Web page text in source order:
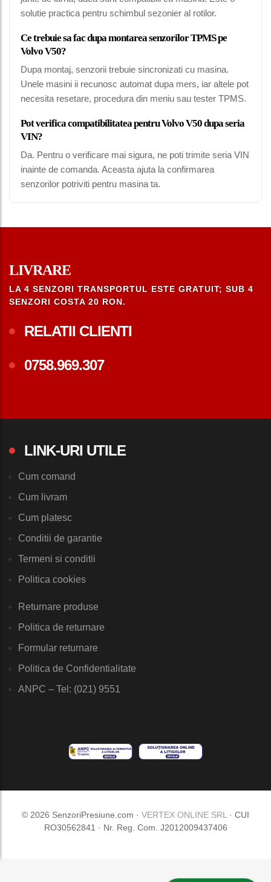
solutie practica pentru schimbul sezonier al rotilor.
Ce trebuie sa fac dupa montarea senzorilor TPMS pe
Volvo V50?
Dupa montaj, senzorii trebuie sincronizati cu masina.
Unele masini ii recunosc automat dupa mers, iar altele pot
necesita resetare, procedura din meniu sau tester TPMS.
Pot verifica compatibilitatea pentru Volvo V50 dupa seria
VIN?
Da. Pentru o verificare mai sigura, ne poti trimite seria VIN
inainte de comanda. Aceasta ajuta la confirmarea
senzorilor potriviti pentru masina ta.
LIVRARE
LA 4 SENZORI TRANSPORTUL ESTE GRATUIT; SUB 4
SENZORI COSTA 20 RON.
RELATII CLIENTI
0758.969.307
LINK-URI UTILE
Cum comand
Cum livram
Cum platesc
Conditii de garantie
Termeni si conditii
Politica cookies
Returnare produse
Politica de returnare
Formular returnare
Politica de Confidentialitate
ANPC – Tel: (021) 9551
© 2026 SenzoriPresiune.com · VERTEX ONLINE SRL · CUI
RO30562841 · Nr. Reg. Com. J2012009437406